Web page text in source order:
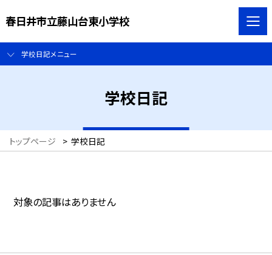
春日井市立藤山台東小学校
学校日記メニュー
学校日記
トップページ > 学校日記
対象の記事はありません